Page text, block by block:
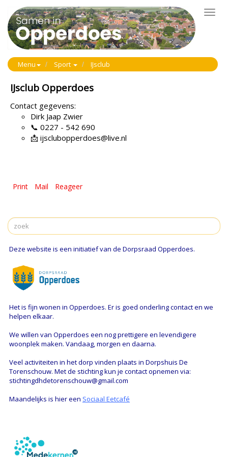
Menu Sport IJsclub
IJsclub Opperdoes
Contact gegevens:
Dirk Jaap Zwier
📞 0227 - 542 690
📩 ijsclubopperdoes@live.nl
Print Mail Reageer
Deze website is een initiatief van de Dorpsraad Opperdoes.
Het is fijn wonen in Opperdoes. Er is goed onderling contact en we
helpen elkaar.
We willen van Opperdoes een nog prettigere en levendigere
woonplek maken. Vandaag, morgen en daarna.
Veel activiteiten in het dorp vinden plaats in Dorpshuis De
Torenschouw. Met de stichting kun je contact opnemen via:
stichtingdhdetorenschouw@gmail.com
Maandelijks is hier een Sociaal Eetcafé